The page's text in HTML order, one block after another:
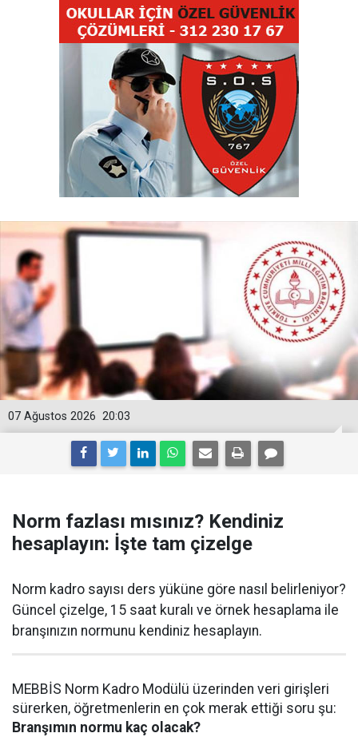
20:03
07 Ağustos 2026
Norm fazlası mısınız? Kendiniz
hesaplayın: İşte tam çizelge
Norm kadro sayısı ders yüküne göre nasıl belirleniyor?
Güncel çizelge, 15 saat kuralı ve örnek hesaplama ile
branşınızın normunu kendiniz hesaplayın.
MEBBİS Norm Kadro Modülü üzerinden veri girişleri
sürerken, öğretmenlerin en çok merak ettiği soru şu:
Branşımın normu kaç olacak?